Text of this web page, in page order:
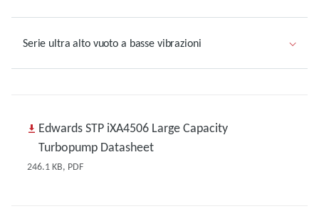
Serie ultra alto vuoto a basse vibrazioni
Edwards STP iXA4506 Large Capacity
Turbopump Datasheet
246.1 KB, PDF